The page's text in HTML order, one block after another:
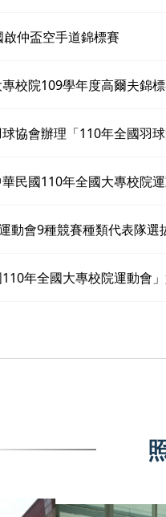
仲盃空手道錦標賽
校院109學年度高爾夫錦
協會辦理「110年全國羽球
華民國110年全國大專校院
動會9種競賽種類代表隊選
110年全國大專校院運動會